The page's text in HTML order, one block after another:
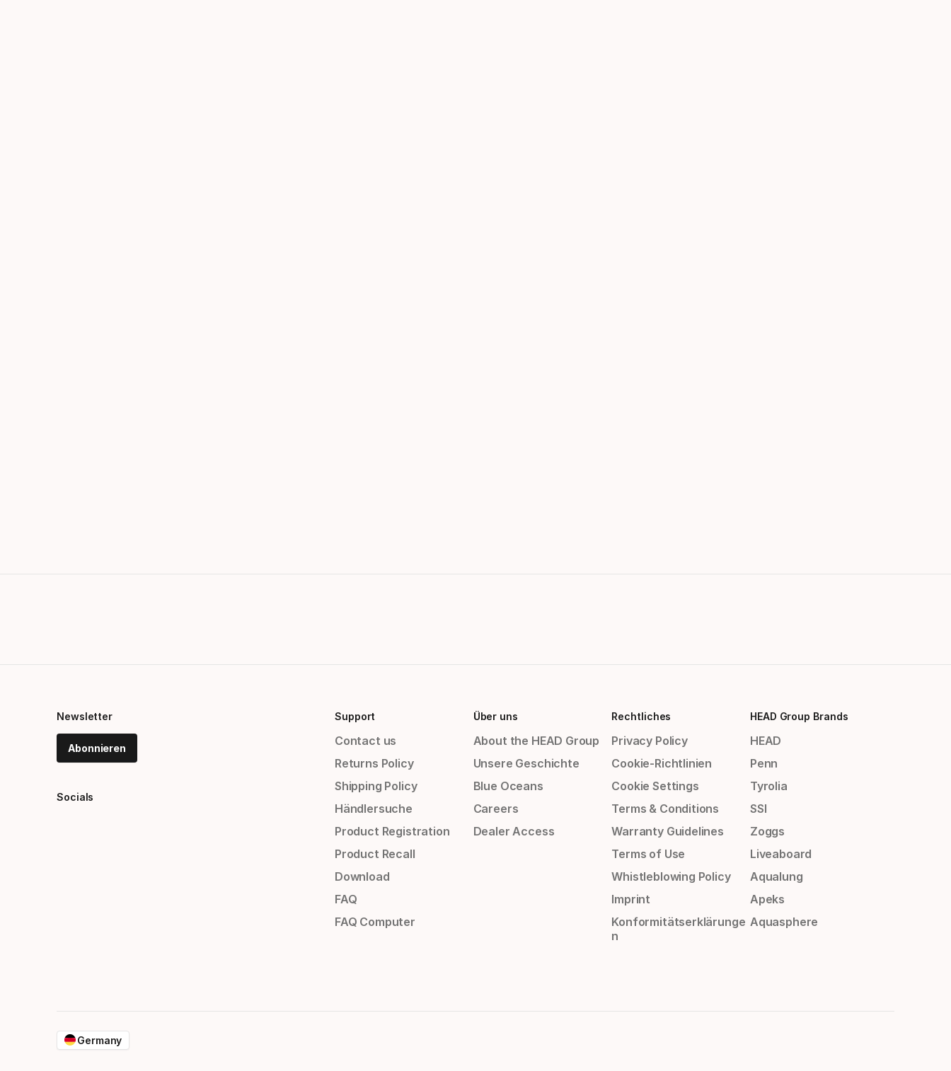
Newsletter
Abonnieren
Socials
Support
Contact us
Returns Policy
Shipping Policy
Händlersuche
Product Registration
Product Recall
Download
FAQ
FAQ Computer
Über uns
About the HEAD Group
Unsere Geschichte
Blue Oceans
Careers
Dealer Access
Rechtliches
Privacy Policy
Cookie-Richtlinien
Cookie Settings
Terms & Conditions
Warranty Guidelines
Terms of Use
Whistleblowing Policy
Imprint
Konformitätserklärunge
n
HEAD Group Brands
HEAD
Penn
Tyrolia
SSI
Zoggs
Liveaboard
Aqualung
Apeks
Aquasphere
Germany